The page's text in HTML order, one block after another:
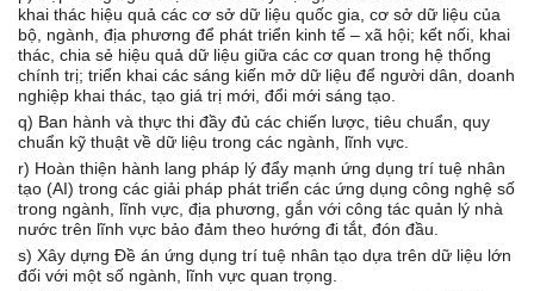
khai thác hiệu quả các cơ sở dữ liệu quốc gia, cơ sở dữ liệu của
bộ, ngành, địa phương để phát triển kinh tế – xã hội; kết nối, khai
thác, chia sẻ hiệu quả dữ liệu giữa các cơ quan trong hệ thống
chính trị; triển khai các sáng kiến mở dữ liệu để người dân, doanh
nghiệp khai thác, tạo giá trị mới, đổi mới sáng tạo.
q) Ban hành và thực thi đầy đủ các chiến lược, tiêu chuẩn, quy
chuẩn kỹ thuật về dữ liệu trong các ngành, lĩnh vực.
r) Hoàn thiện hành lang pháp lý đẩy mạnh ứng dụng trí tuệ nhân
tạo (AI) trong các giải pháp phát triển các ứng dụng công nghệ số
trong ngành, lĩnh vực, địa phương, gắn với công tác quản lý nhà
nước trên lĩnh vực bảo đảm theo hướng đi tắt, đón đầu.
s) Xây dựng Đề án ứng dụng trí tuệ nhân tạo dựa trên dữ liệu lớn
đối với một số ngành, lĩnh vực quan trọng.